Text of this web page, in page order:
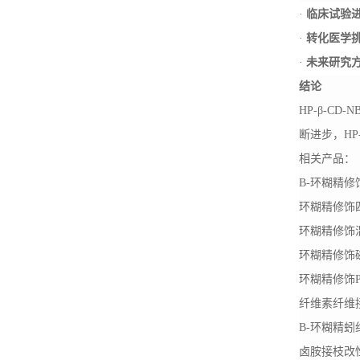
·
临床试验
· 转化医学
· 未来研究
结论
HP-β-CD-
断进步，
相关产品：
B-环糊精修
环糊精修饰
环糊精修饰
环糊精修饰
环糊精修饰
纤维素纤维
B-环糊精蚓
卤胺接枝改